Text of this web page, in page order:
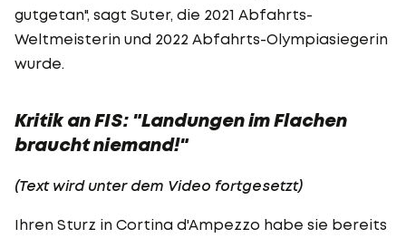
gutgetan", sagt Suter, die 2021 Abfahrts-
Weltmeisterin und 2022 Abfahrts-Olympiasiegerin
wurde.
Kritik an FIS: "Landungen im Flachen
braucht niemand!"
(Text wird unter dem Video fortgesetzt)
Ihren Sturz in Cortina d'Ampezzo habe sie bereits